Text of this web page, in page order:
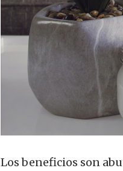
Los beneficios son